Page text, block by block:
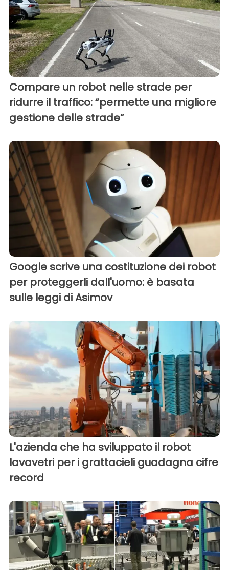
Compare un robot nelle strade per
ridurre il traffico: “permette una migliore
gestione delle strade”
Google scrive una costituzione dei robot
per proteggerli dall'uomo: è basata
sulle leggi di Asimov
L'azienda che ha sviluppato il robot
lavavetri per i grattacieli guadagna cifre
record